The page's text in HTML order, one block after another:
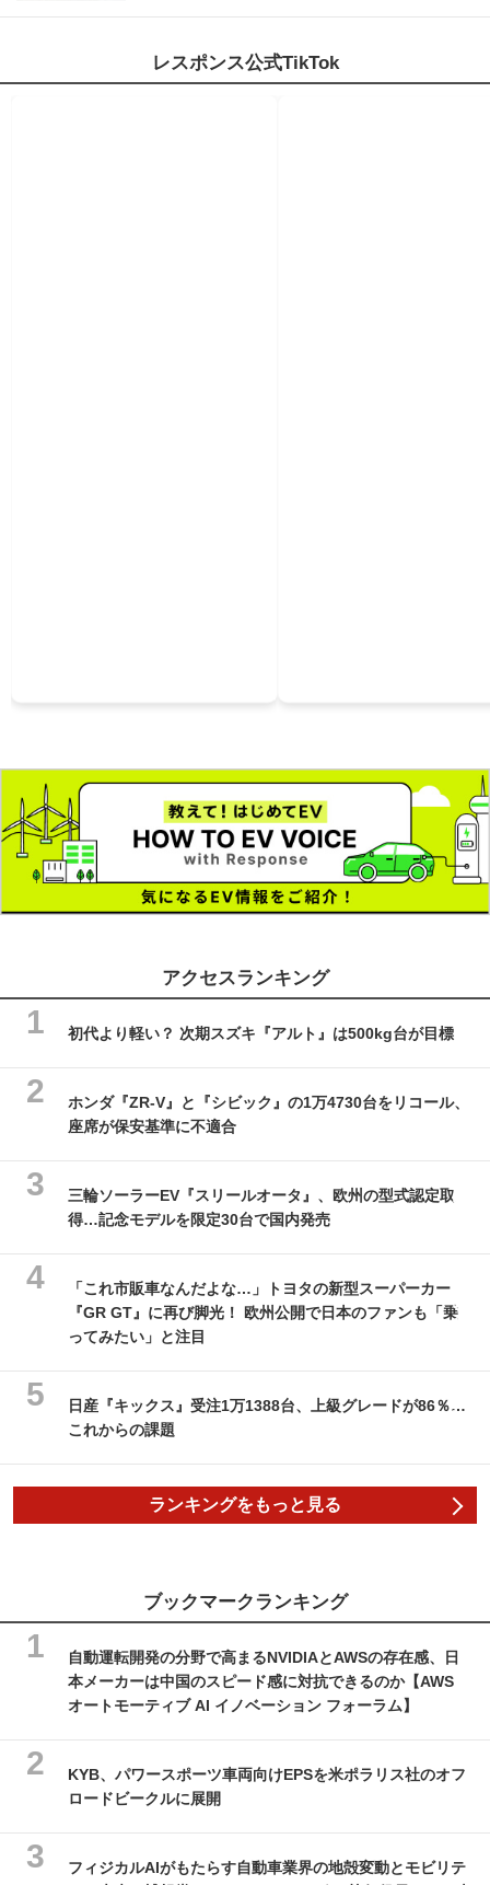
レスポンス公式TikTok
アクセスランキング
初代より軽い？ 次期スズキ『アルト』は500kg台が目標
ホンダ『ZR-V』と『シビック』の1万4730台をリコール、
座席が保安基準に不適合
三輪ソーラーEV『スリールオータ』、欧州の型式認定取
得…記念モデルを限定30台で国内発売
「これ市販車なんだよな…」トヨタの新型スーパーカー
『GR GT』に再び脚光！ 欧州公開で日本のファンも「乗
ってみたい」と注目
日産『キックス』受注1万1388台、上級グレードが86％…
これからの課題
ランキングをもっと見る
ブックマークランキング
自動運転開発の分野で高まるNVIDIAとAWSの存在感、日
本メーカーは中国のスピード感に対抗できるのか【AWS
オートモーティブ AI イノベーション フォーラム】
KYB、パワースポーツ車両向けEPSを米ポラリス社のオフ
ロードビークルに展開
フィジカルAIがもたらす自動車業界の地殻変動とモビリテ